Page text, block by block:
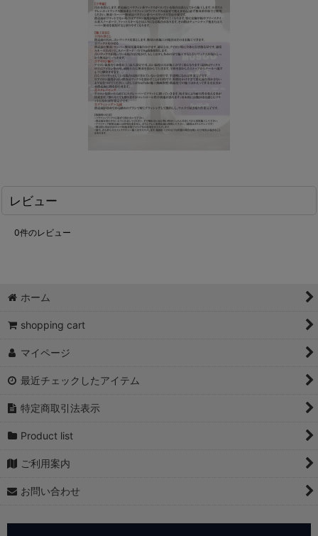
レビュー
0件のレビュー
ホーム
shopping cart
マイページ
最近チェックしたアイテム
特定商取引法表示
Product list
ご利用案内
お問い合わせ